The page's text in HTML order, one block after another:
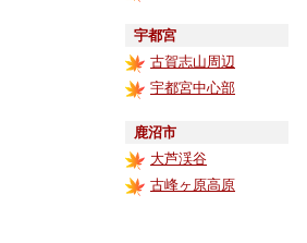
宇都宮
古賀志山周辺
宇都宮中心部
鹿沼市
大芦渓谷
古峰ヶ原高原